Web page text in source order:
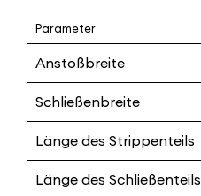
Parameter
Anstoßbreite
Schließenbreite
Länge des Strippenteils
Länge des Schließenteils